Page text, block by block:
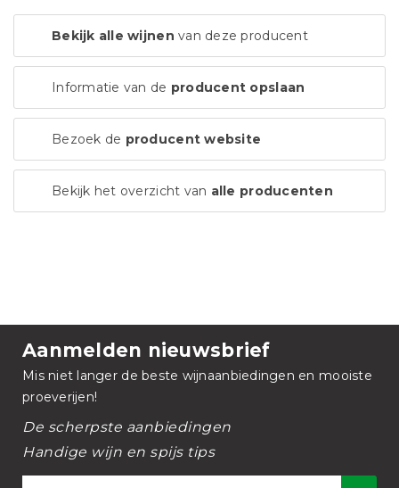
Bekijk alle wijnen van deze producent
Informatie van de producent opslaan
Bezoek de producent website
Bekijk het overzicht van alle producenten
Aanmelden nieuwsbrief
Mis niet langer de beste wijnaanbiedingen en mooiste
proeverijen!
De scherpste aanbiedingen
Handige wijn en spijs tips